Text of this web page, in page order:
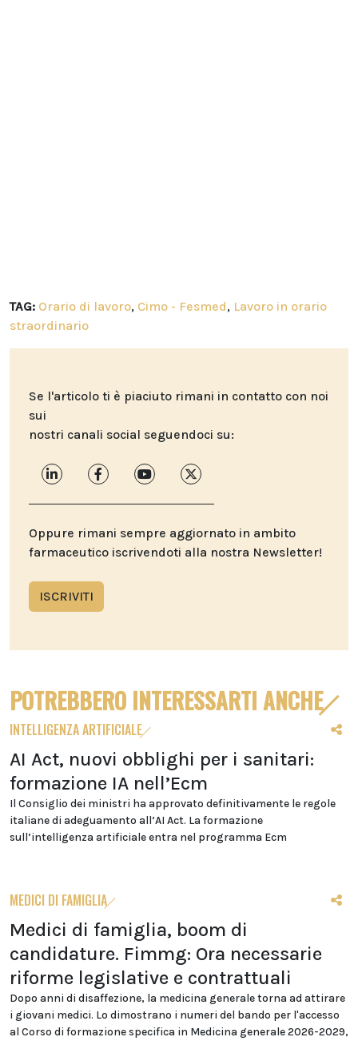
TAG: Orario di lavoro, Cimo - Fesmed, Lavoro in orario
straordinario
Se l'articolo ti è piaciuto rimani in contatto con noi
sui
nostri canali social seguendoci su:
Oppure rimani sempre aggiornato in ambito
farmaceutico iscrivendoti alla nostra Newsletter!
ISCRIVITI
POTREBBERO INTERESSARTI ANCHE
INTELLIGENZA ARTIFICIALE
AI Act, nuovi obblighi per i sanitari:
formazione IA nell’Ecm
Il Consiglio dei ministri ha approvato definitivamente le regole
italiane di adeguamento all’AI Act. La formazione
sull’intelligenza artificiale entra nel programma Ecm
MEDICI DI FAMIGLIA
Medici di famiglia, boom di
candidature. Fimmg: Ora necessarie
riforme legislative e contrattuali
Dopo anni di disaffezione, la medicina generale torna ad attirare
i giovani medici. Lo dimostrano i numeri del bando per l'accesso
al Corso di formazione specifica in Medicina generale 2026-2029,